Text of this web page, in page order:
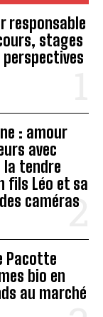
responsable
stages
: amour
avec
la tendre
fils Léo et sa
caméras
Pacotte
bio en
au marché